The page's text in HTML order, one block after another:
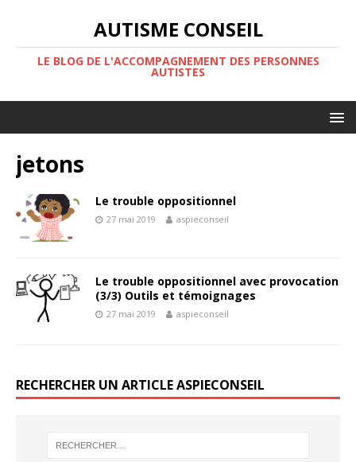
AUTISME CONSEIL
LE BLOG DE L'ACCOMPAGNEMENT DES PERSONNES
AUTISTES
jetons
Le trouble oppositionnel
27 mai 2019 aspieconseil
Le trouble oppositionnel avec provocation
(3/3) Outils et témoignages
27 mai 2019 aspieconseil
RECHERCHER UN ARTICLE ASPIECONSEIL